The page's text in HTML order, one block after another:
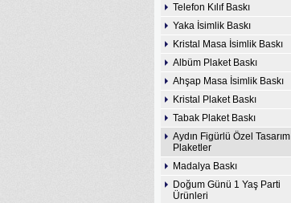
Telefon Kılıf Baskı
Yaka İsimlik Baskı
Kristal Masa İsimlik Baskı
Albüm Plaket Baskı
Ahşap Masa İsimlik Baskı
Kristal Plaket Baskı
Tabak Plaket Baskı
Aydın Figürlü Özel Tasarım
Plaketler
Madalya Baskı
Doğum Günü 1 Yaş Parti
Ürünleri